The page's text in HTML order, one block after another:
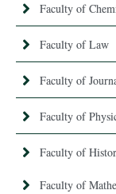
Faculty of
Faculty of Law
Faculty of
Faculty of
Faculty of
Faculty of